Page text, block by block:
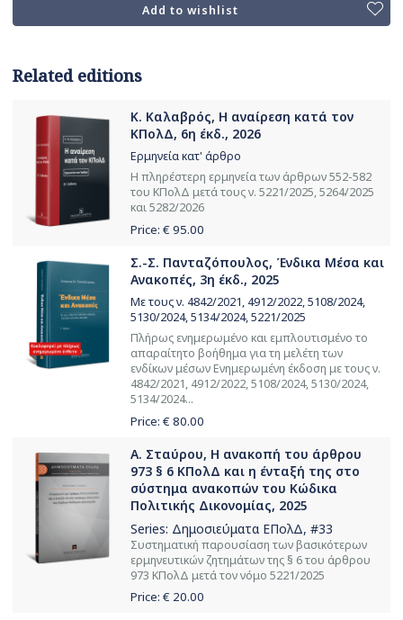
Add to wishlist
Related editions
Κ. Καλαβρός, Η αναίρεση κατά τον
ΚΠολΔ, 6η έκδ., 2026
Ερμηνεία κατ' άρθρο
Η πληρέστερη ερμηνεία των άρθρων 552-582
του ΚΠολΔ μετά τους ν. 5221/2025, 5264/2025
και 5282/2026
Price: € 95.00
Σ.-Σ. Πανταζόπουλος, Ένδικα Μέσα και
Ανακοπές, 3η έκδ., 2025
Με τους ν. 4842/2021, 4912/2022, 5108/2024,
5130/2024, 5134/2024, 5221/2025
Πλήρως ενημερωμένο και εμπλουτισμένο το
απαραίτητο βοήθημα για τη μελέτη των
ενδίκων μέσων Ενημερωμένη έκδοση με τους ν.
4842/2021, 4912/2022, 5108/2024, 5130/2024,
5134/2024...
Price: € 80.00
Α. Σταύρου, Η ανακοπή του άρθρου
973 § 6 ΚΠολΔ και η ένταξή της στο
σύστημα ανακοπών του Κώδικα
Πολιτικής Δικονομίας, 2025
Series: Δημοσιεύματα ΕΠολΔ, #33
Συστηματική παρουσίαση των βασικότερων
ερμηνευτικών ζητημάτων της § 6 του άρθρου
973 ΚΠολΔ μετά τον νόμο 5221/2025
Price: € 20.00